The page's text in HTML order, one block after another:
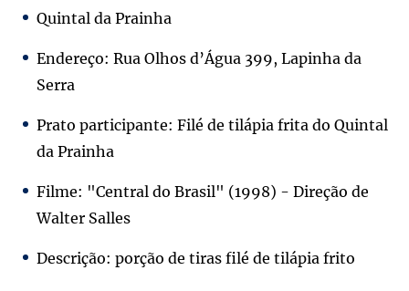
Quintal da Prainha
Endereço: Rua Olhos d’Água 399, Lapinha da
Serra
Prato participante: Filé de tilápia frita do Quintal
da Prainha
Filme: "Central do Brasil" (1998) - Direção de
Walter Salles
Descrição: porção de tiras filé de tilápia frito